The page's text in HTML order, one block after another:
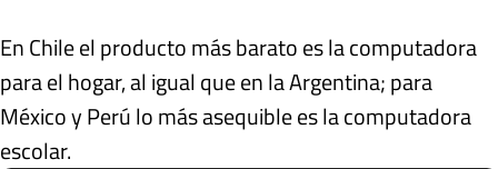
En Chile el producto más barato es la computadora
para el hogar, al igual que en la Argentina; para
México y Perú lo más asequible es la computadora
escolar.